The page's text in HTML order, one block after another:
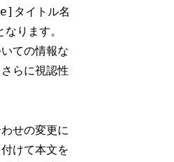
イトル名
なります。
ての情報な
らに視認性
せの変更に
けて本文を